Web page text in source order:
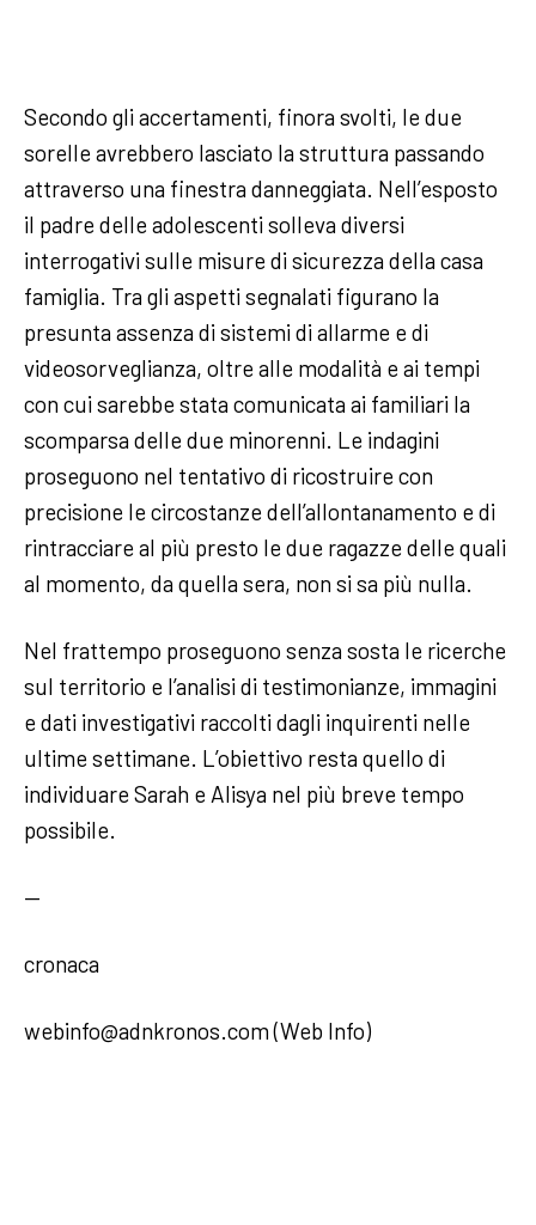
Secondo gli accertamenti, finora svolti, le due
sorelle avrebbero lasciato la struttura passando
attraverso una finestra danneggiata. Nell’esposto
il padre delle adolescenti solleva diversi
interrogativi sulle misure di sicurezza della casa
famiglia. Tra gli aspetti segnalati figurano la
presunta assenza di sistemi di allarme e di
videosorveglianza, oltre alle modalità e ai tempi
con cui sarebbe stata comunicata ai familiari la
scomparsa delle due minorenni. Le indagini
proseguono nel tentativo di ricostruire con
precisione le circostanze dell’allontanamento e di
rintracciare al più presto le due ragazze delle quali
al momento, da quella sera, non si sa più nulla.
Nel frattempo proseguono senza sosta le ricerche
sul territorio e l’analisi di testimonianze, immagini
e dati investigativi raccolti dagli inquirenti nelle
ultime settimane. L’obiettivo resta quello di
individuare Sarah e Alisya nel più breve tempo
possibile.
—
cronaca
webinfo@adnkronos.com (Web Info)